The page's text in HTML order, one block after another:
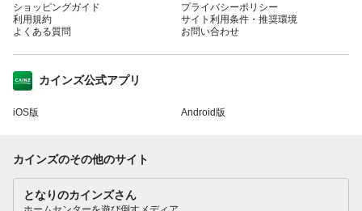
ショッピングガイド
利用規約
よくある質問
プライバシーポリシー
サイト利用条件・推奨環境
お問い合わせ
カインズ公式アプリ
iOS版 Android版
カインズのその他のサイト
となりのカインズさん